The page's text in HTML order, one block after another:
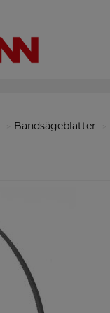
Bandsägeblätter